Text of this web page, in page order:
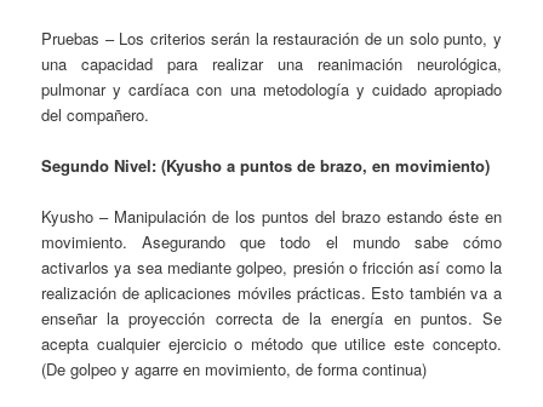
Pruebas – Los criterios serán la restauración de un solo punto, y
una capacidad para realizar una reanimación neurológica,
pulmonar y cardíaca con una metodología y cuidado apropiado
del compañero.
Segundo Nivel: (Kyusho a puntos de brazo, en movimiento)
Kyusho – Manipulación de los puntos del brazo estando éste en
movimiento. Asegurando que todo el mundo sabe cómo
activarlos ya sea mediante golpeo, presión o fricción así como la
realización de aplicaciones móviles prácticas. Esto también va a
enseñar la proyección correcta de la energía en puntos. Se
acepta cualquier ejercicio o método que utilice este concepto.
(De golpeo y agarre en movimiento, de forma continua)